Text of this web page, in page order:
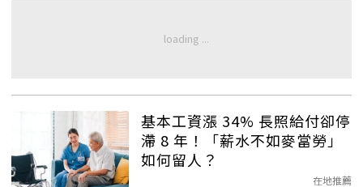
基本工資漲 34% 長照給付卻停
滯 8 年！「薪水不如麥當勞」
如何留人？
在地推薦